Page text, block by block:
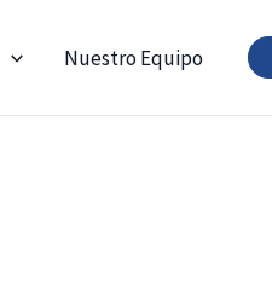
Nuestro Equipo